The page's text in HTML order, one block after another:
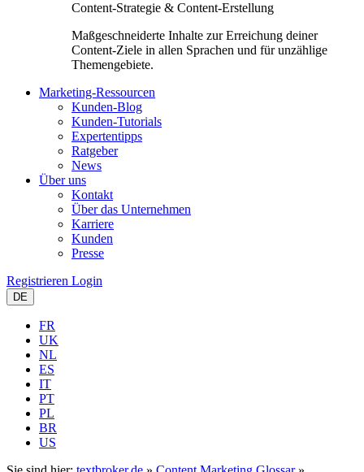
Content-Strategie & Content-Erstellung
Maßgeschneiderte Inhalte zur Erreichung deiner
Content-Ziele in allen Sprachen und für unzählige
Themengebiete.
Marketing-Ressourcen
Kunden-Blog
Kunden-Tutorials
Expertentipps
Ratgeber
News
Über uns
Kontakt
Über das Unternehmen
Karriere
Kunden
Presse
Registrieren Login
DE
FR
UK
NL
ES
IT
PT
PL
BR
US